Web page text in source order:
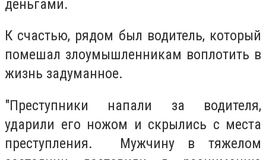
деньгами.
К счастью, рядом был водитель, который
помешал злоумышленникам воплотить в
жизнь задуманное.
"Преступники напали за водителя,
ударили его ножом и скрылись с места
преступления. Мужчину в тяжелом